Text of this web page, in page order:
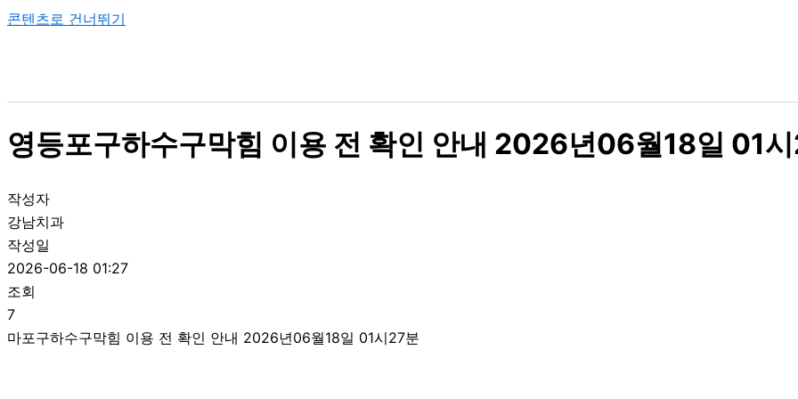
콘텐츠로 건너뛰기
영등포구하수구막힘 이용 전 확인 안내 2026년06월18일 01
작성자
강남치과
작성일
2026-06-18 01:27
조회
7
마포구하수구막힘 이용 전 확인 안내 2026년06월18일 01시27분